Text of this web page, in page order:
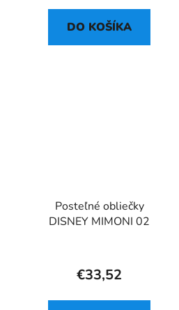
DO KOŠÍKA
Posteľné obliečky
DISNEY MIMONI 02
€33,52